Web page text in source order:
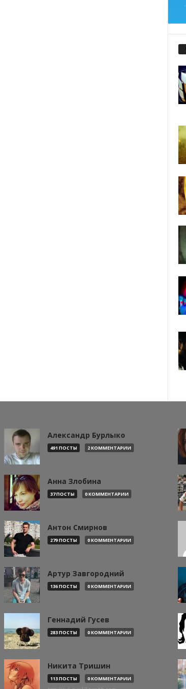
Александр Бурлыко
491 ПОСТЫ 2 КОММЕНТАРИИ
Анна Злобина
37 ПОСТЫ 0 КОММЕНТАРИИ
Антон Смирнов
279 ПОСТЫ 0 КОММЕНТАРИИ
Артур Завгородний
136 ПОСТЫ 0 КОММЕНТАРИИ
Геннадий Гусев
283 ПОСТЫ 0 КОММЕНТАРИИ
Никита Тришин
113 ПОСТЫ 0 КОММЕНТАРИИ